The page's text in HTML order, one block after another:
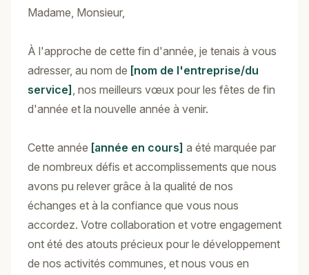
Madame, Monsieur,
À l'approche de cette fin d'année, je tenais à vous
adresser, au nom de [nom de l'entreprise/du
service] , nos meilleurs vœux pour les fêtes de fin
d'année et la nouvelle année à venir.
Cette année [année en cours] a été marquée par
de nombreux défis et accomplissements que nous
avons pu relever grâce à la qualité de nos
échanges et à la confiance que vous nous
accordez. Votre collaboration et votre engagement
ont été des atouts précieux pour le développement
de nos activités communes, et nous vous en